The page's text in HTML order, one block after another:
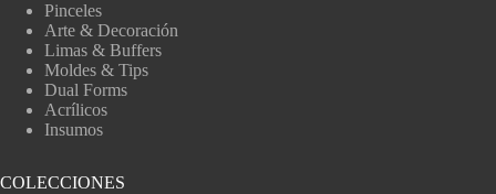
Pinceles
Arte & Decoración
Limas & Buffers
Moldes & Tips
Dual Forms
Acrílicos
Insumos
COLECCIONES